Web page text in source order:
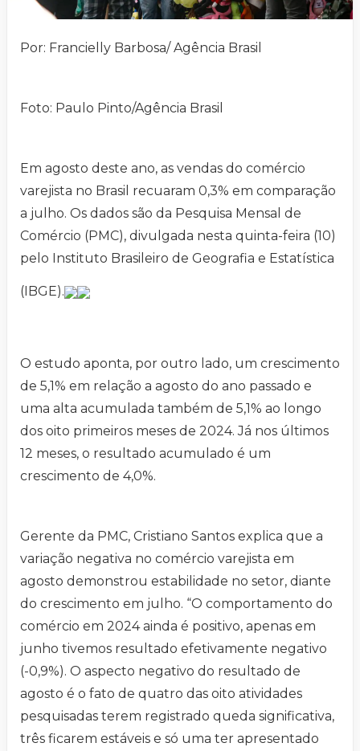
Por: Francielly Barbosa/ Agência Brasil
Foto: Paulo Pinto/Agência Brasil
Em agosto deste ano, as vendas do comércio
varejista no Brasil recuaram 0,3% em comparação
a julho. Os dados são da Pesquisa Mensal de
Comércio (PMC), divulgada nesta quinta-feira (10)
pelo Instituto Brasileiro de Geografia e Estatística
(IBGE).
O estudo aponta, por outro lado, um crescimento
de 5,1% em relação a agosto do ano passado e
uma alta acumulada também de 5,1% ao longo
dos oito primeiros meses de 2024. Já nos últimos
12 meses, o resultado acumulado é um
crescimento de 4,0%.
Gerente da PMC, Cristiano Santos explica que a
variação negativa no comércio varejista em
agosto demonstrou estabilidade no setor, diante
do crescimento em julho. “O comportamento do
comércio em 2024 ainda é positivo, apenas em
junho tivemos resultado efetivamente negativo
(-0,9%). O aspecto negativo do resultado de
agosto é o fato de quatro das oito atividades
pesquisadas terem registrado queda significativa,
três ficarem estáveis e só uma ter apresentado